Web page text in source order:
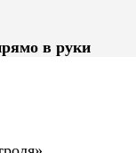
в руки